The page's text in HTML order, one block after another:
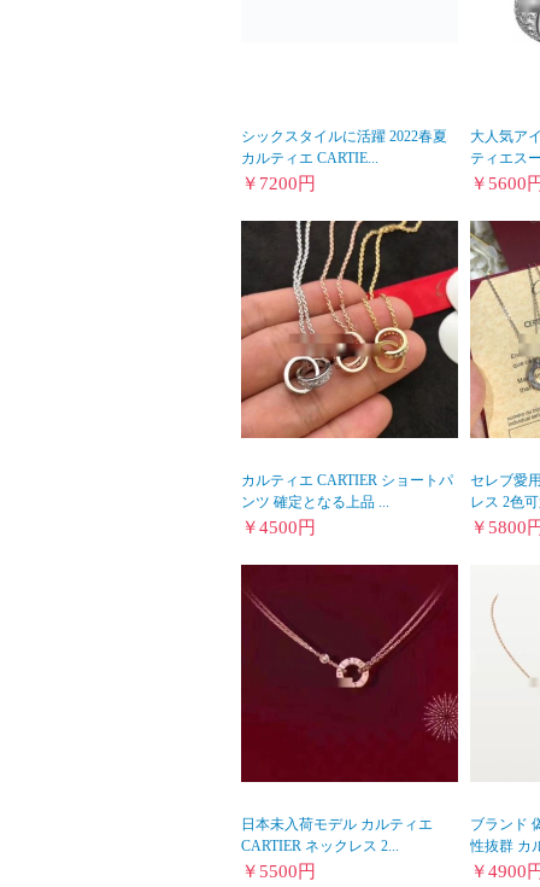
シックスタイルに活躍 2022春夏
カルティエ CARTIE...
￥ 7200円
大人気ア
ティエス
￥ 5600
カルティエ CARTIER ショートパ
ンツ 確定となる上品 ...
￥4500円
セレブ愛
レス 2色
￥ 5800
日本未入荷モデル カルティエ
CARTIER ネックレス 2...
￥ 5500円
ブランド
性抜群 カ
￥4900